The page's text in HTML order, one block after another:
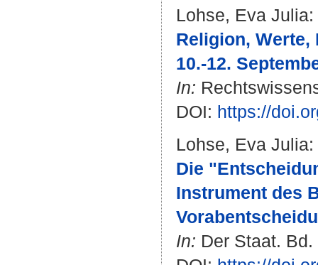
Lohse, Eva Julia:
Religion, Werte,
10.-12.
In:
DOI: https://
Lohse, Eva Julia:
Die
Instrument des
In: Der Staat.